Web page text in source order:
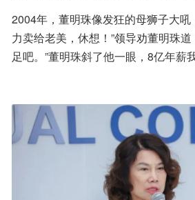
2004年，董明珠像发狂的母狮子大吼
力卖给老美，休想！”领导劝董明珠
足吧。”董明珠斜了他一眼，8亿年薪